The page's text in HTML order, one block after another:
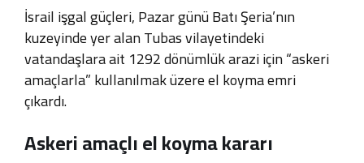
İsrail işgal güçleri, Pazar günü Batı Şeria’nın
kuzeyinde yer alan Tubas vilayetindeki
vatandaşlara ait 1292 dönümlük arazi için “askeri
amaçlarla” kullanılmak üzere el koyma emri
çıkardı.
Askeri amaçlı el koyma kararı